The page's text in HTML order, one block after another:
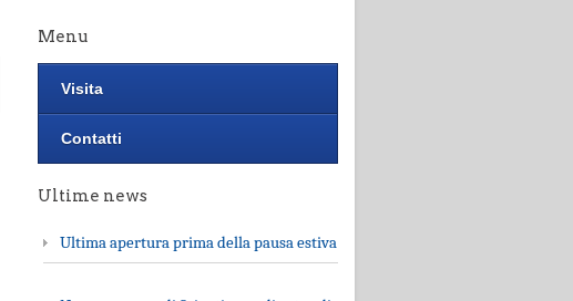
Menu
Visita
Contatti
Ultime news
Ultima apertura prima della pausa estiva